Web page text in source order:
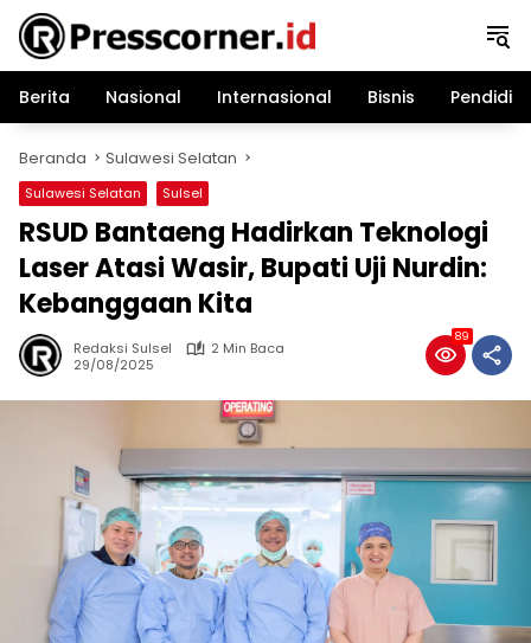
Langsung
konten
Berita
Nasional Internasional Bisnis
Beranda Sulawesi Selatan
Sulawesi Selatan Sulsel
RSUD Bantaeng Hadirkan Teknologi
Laser Atasi Wasir, Bupati Uji Nurdin:
Kebanggaan Kita
Redaksi Sulsel
2 Min Baca
29/08/2025
89